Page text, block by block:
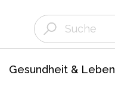
Gesundheit & Leben